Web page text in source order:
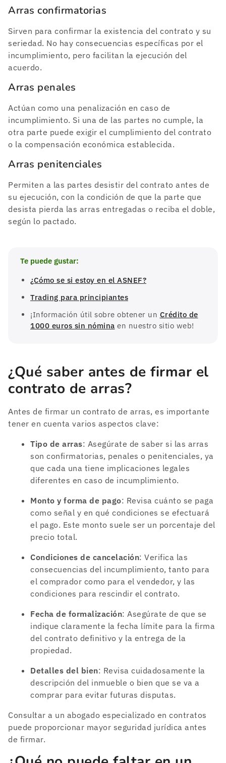
Arras confirmatorias
Sirven para confirmar la existencia del contrato y su
seriedad. No hay consecuencias específicas por el
incumplimiento, pero facilitan la ejecución del
acuerdo.
Arras penales
Actúan como una penalización en caso de
incumplimiento. Si una de las partes no cumple, la
otra parte puede exigir el cumplimiento del contrato
o la compensación económica establecida.
Arras penitenciales
Permiten a las partes desistir del contrato antes de
su ejecución, con la condición de que la parte que
desista pierda las arras entregadas o reciba el doble,
según lo pactado​.
Te puede gustar:
¿Cómo se si estoy en el ASNEF?
Trading para principiantes
¡Información útil sobre obtener un Crédito de
1000 euros sin nómina en nuestro sitio web!
¿Qué saber antes de firmar el
contrato de arras?
Antes de firmar un contrato de arras, es importante
tener en cuenta varios aspectos clave:
Tipo de arras: Asegúrate de saber si las arras
son confirmatorias, penales o penitenciales, ya
que cada una tiene implicaciones legales
diferentes en caso de incumplimiento.
Monto y forma de pago: Revisa cuánto se paga
como señal y en qué condiciones se efectuará
el pago. Este monto suele ser un porcentaje del
precio total.
Condiciones de cancelación: Verifica las
consecuencias del incumplimiento, tanto para
el comprador como para el vendedor, y las
condiciones para rescindir el contrato.
Fecha de formalización: Asegúrate de que se
indique claramente la fecha límite para la firma
del contrato definitivo y la entrega de la
propiedad.
Detalles del bien: Revisa cuidadosamente la
descripción del inmueble o bien que se va a
comprar para evitar futuras disputas.
Consultar a un abogado especializado en contratos
puede proporcionar mayor seguridad jurídica antes
de firmar.